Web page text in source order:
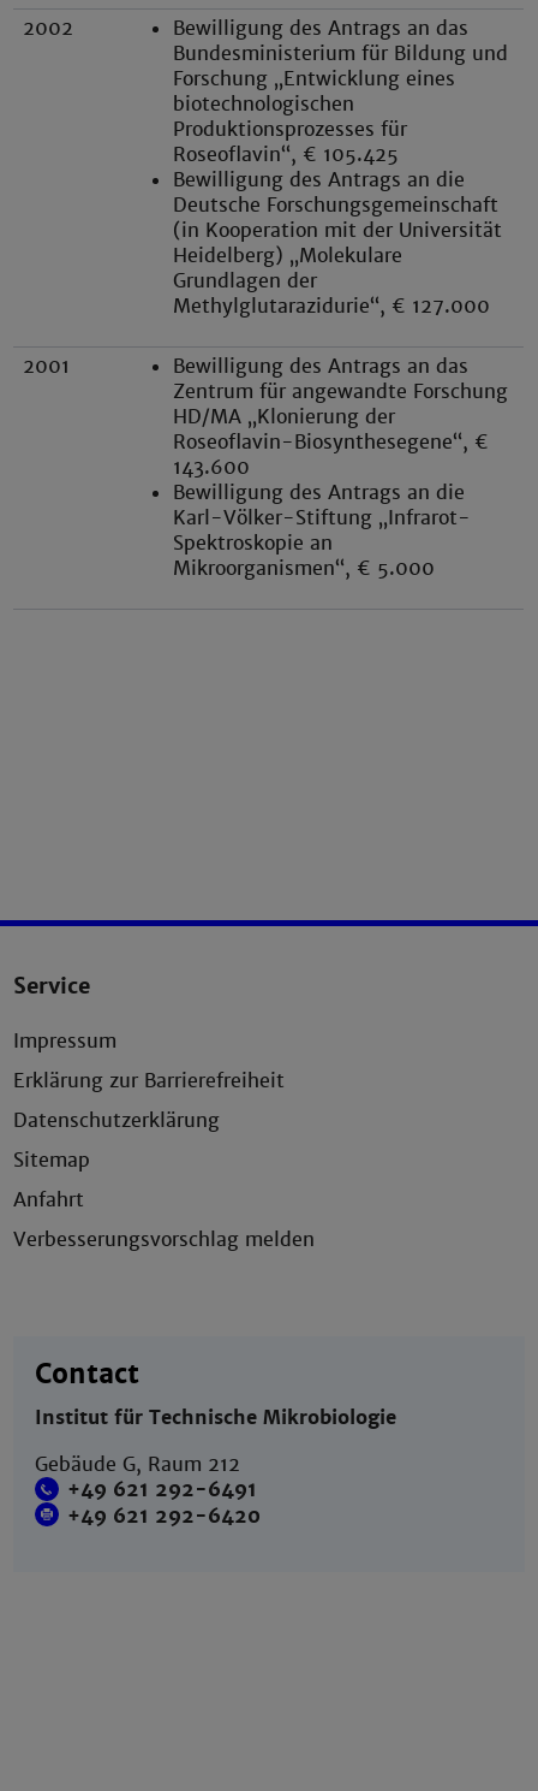
2002
Bewilligung des Antrags an das
Bundesministerium für Bildung und
Forschung „Entwicklung eines
biotechnologischen
Produktionsprozesses für
Roseoflavin“, € 105.425
Bewilligung des Antrags an die
Deutsche Forschungsgemeinschaft
(in Kooperation mit der Universität
Heidelberg) „Molekulare
Grundlagen der
Methylglutarazidurie“, € 127.000
2001
Bewilligung des Antrags an das
Zentrum für angewandte Forschung
HD/MA „Klonierung der
Roseoflavin-Biosynthesegene“, €
143.600
Bewilligung des Antrags an die
Karl-Völker-Stiftung „Infrarot-
Spektroskopie an
Mikroorganismen“, € 5.000
Service
Impressum
Erklärung zur Barrierefreiheit
Datenschutzerklärung
Sitemap
Anfahrt
Verbesserungsvorschlag melden
Contact
Institut für Technische Mikrobiologie
Gebäude G, Raum 212
+49 621 292-6491
+49 621 292-6420